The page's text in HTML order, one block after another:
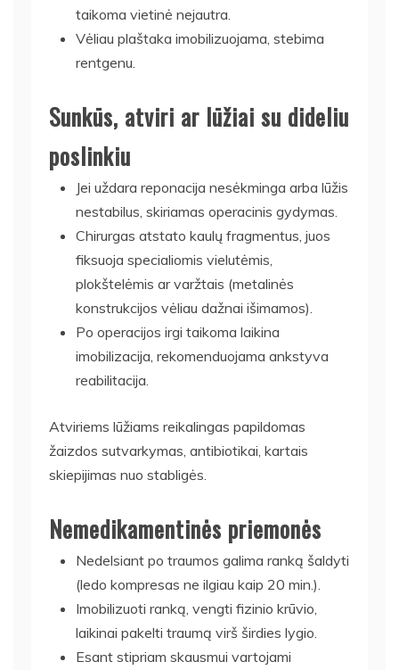
taikoma vietinė nejautra.
Vėliau plaštaka imobilizuojama, stebima
rentgenu.
Sunkūs, atviri ar lūžiai su dideliu
poslinkiu
Jei uždara reponacija nesėkminga arba lūžis
nestabilus, skiriamas operacinis gydymas.
Chirurgas atstato kaulų fragmentus, juos
fiksuoja specialiomis vielutėmis,
plokštelėmis ar varžtais (metalinės
konstrukcijos vėliau dažnai išimamos).
Po operacijos irgi taikoma laikina
imobilizacija, rekomenduojama ankstyva
reabilitacija.
Atviriems lūžiams reikalingas papildomas
žaizdos sutvarkymas, antibiotikai, kartais
skiepijimas nuo stabligės.
Nemedikamentinės priemonės
Nedelsiant po traumos galima ranką šaldyti
(ledo kompresas ne ilgiau kaip 20 min.).
Imobilizuoti ranką, vengti fizinio krūvio,
laikinai pakelti traumą virš širdies lygio.
Esant stipriam skausmui vartojami